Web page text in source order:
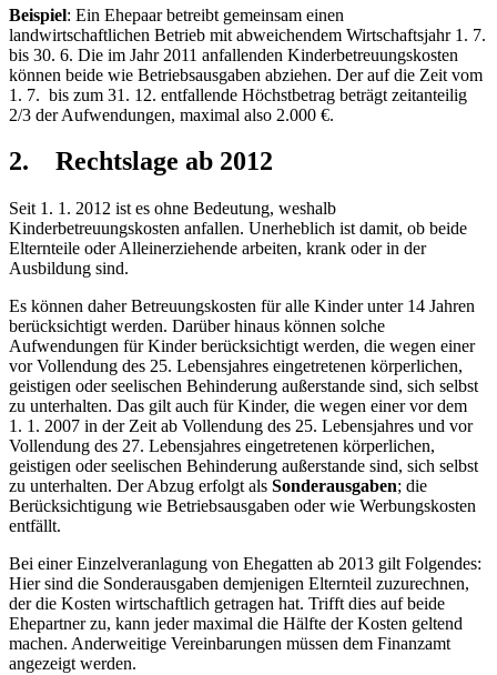
Beispiel: Ein Ehepaar betreibt gemeinsam einen
landwirtschaftlichen Betrieb mit abweichendem Wirtschaftsjahr 1. 7.
bis 30. 6. Die im Jahr 2011 anfallenden Kinderbetreuungskosten
können beide wie Betriebsausgaben abziehen. Der auf die Zeit vom
1. 7. bis zum 31. 12. entfallende Höchstbetrag beträgt zeitanteilig
2/3 der Aufwendungen, maximal also 2.000 €.
2. Rechtslage ab 2012
Seit 1. 1. 2012 ist es ohne Bedeutung, weshalb
Kinderbetreuungskosten anfallen. Unerheblich ist damit, ob beide
Elternteile oder Alleinerziehende arbeiten, krank oder in der
Ausbildung sind.
Es können daher Betreuungskosten für alle Kinder unter 14 Jahren
berücksichtigt werden. Darüber hinaus können solche
Aufwendungen für Kinder berücksichtigt werden, die wegen einer
vor Vollendung des 25. Lebensjahres eingetretenen körperlichen,
geistigen oder seelischen Behinderung außerstande sind, sich selbst
zu unterhalten. Das gilt auch für Kinder, die wegen einer vor dem
1. 1. 2007 in der Zeit ab Vollendung des 25. Lebensjahres und vor
Vollendung des 27. Lebensjahres eingetretenen körperlichen,
geistigen oder seelischen Behinderung außerstande sind, sich selbst
zu unterhalten. Der Abzug erfolgt als Sonderausgaben; die
Berücksichtigung wie Betriebsausgaben oder wie Werbungskosten
entfällt.
Bei einer Einzelveranlagung von Ehegatten ab 2013 gilt Folgendes:
Hier sind die Sonderausgaben demjenigen Elternteil zuzurechnen,
der die Kosten wirtschaftlich getragen hat. Trifft dies auf beide
Ehepartner zu, kann jeder maximal die Hälfte der Kosten geltend
machen. Anderweitige Vereinbarungen müssen dem Finanzamt
angezeigt werden.